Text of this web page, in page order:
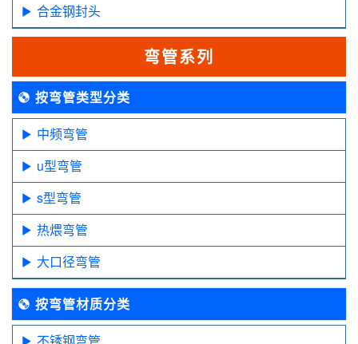
合金钢封头
弯管系列
按弯管类型分类
中频弯管
u型弯管
s型弯管
热煨弯管
大口径弯管
按弯管材质分类
不锈钢弯管